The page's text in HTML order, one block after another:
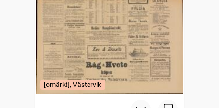
[omärkt], Västervik